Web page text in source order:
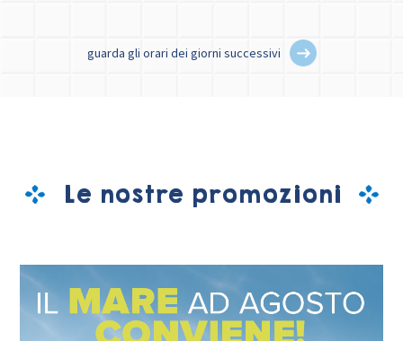
guarda gli orari dei giorni successivi
Le nostre promozioni